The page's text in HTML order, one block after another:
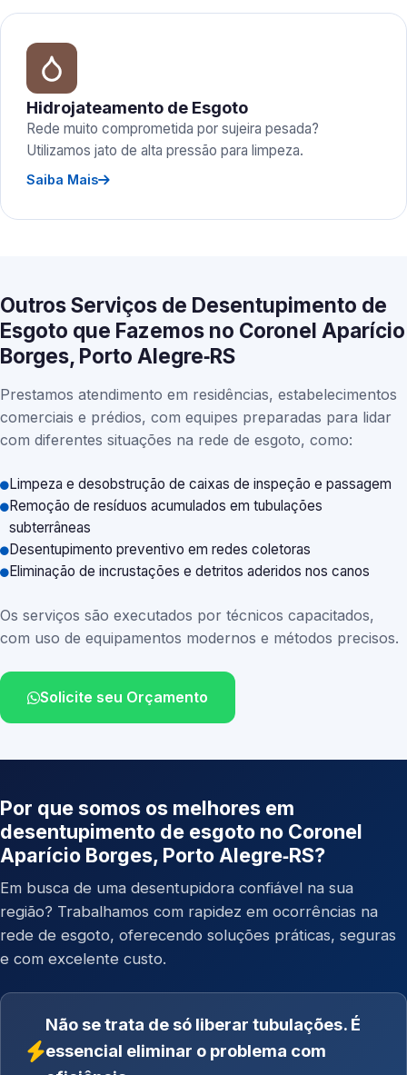
Hidrojateamento de Esgoto
Rede muito comprometida por sujeira pesada?
Utilizamos jato de alta pressão para limpeza.
Saiba Mais
Outros Serviços de Desentupimento de
Esgoto que Fazemos no Coronel Aparício
Borges, Porto Alegre‑RS
Prestamos atendimento em residências, estabelecimentos
comerciais e prédios, com equipes preparadas para lidar
com diferentes situações na rede de esgoto, como:
Limpeza e desobstrução de caixas de inspeção e passagem
Remoção de resíduos acumulados em tubulações
subterrâneas
Desentupimento preventivo em redes coletoras
Eliminação de incrustações e detritos aderidos nos canos
Os serviços são executados por técnicos capacitados,
com uso de equipamentos modernos e métodos precisos.
Solicite seu Orçamento
Por que somos os melhores em
desentupimento de esgoto no Coronel
Aparício Borges, Porto Alegre‑RS?
Em busca de uma desentupidora confiável na sua
região? Trabalhamos com rapidez em ocorrências na
rede de esgoto, oferecendo soluções práticas, seguras
e com excelente custo.
Não se trata de só liberar tubulações. É
essencial eliminar o problema com